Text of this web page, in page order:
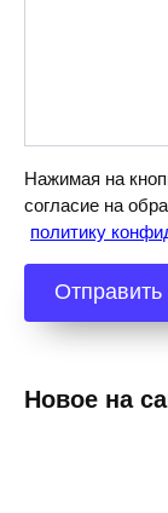
Нажимая на
согласие на
политику
Новое на